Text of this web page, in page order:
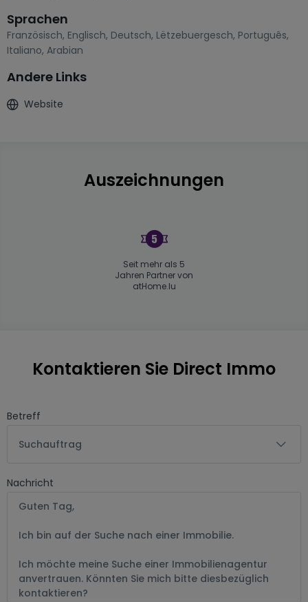
34 A.v les bains /Mondorf-les-bains
68 rue des champs / Helmsange
Sprachen
Französisch, Englisch, Deutsch, Lëtzebuergesch, Português,
Italiano, Arabian
Andere Links
Website
Auszeichnungen
Seit mehr als 5
Jahren Partner von
atHome.lu
Kontaktieren Sie Direct Immo
Betreff
Suchauftrag
Nachricht